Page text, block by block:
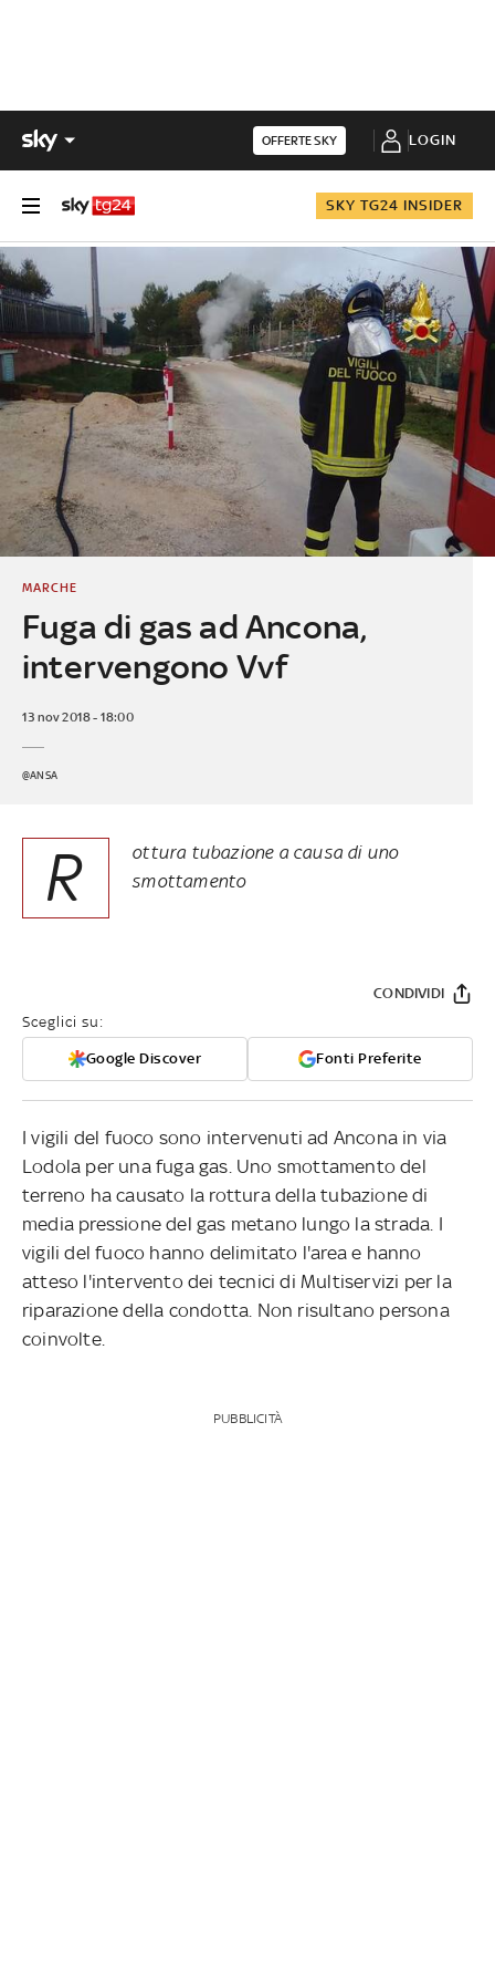
OFFERTE SKY LOGIN
SKY TG24 INSIDER
Fuga di gas ad Ancona,
intervengono Vvf
MARCHE
13 nov 2018 - 18:00
@ANSA
R
ottura tubazione a causa di uno
smottamento
Sceglici su:
Google Discover Fonti Preferite
CONDIVIDI
I vigili del fuoco sono intervenuti ad Ancona in via
Lodola per una fuga gas. Uno smottamento del
terreno ha causato la rottura della tubazione di
media pressione del gas metano lungo la strada. I
vigili del fuoco hanno delimitato l'area e hanno
atteso l'intervento dei tecnici di Multiservizi per la
riparazione della condotta. Non risultano persona
coinvolte.
PUBBLICITÀ